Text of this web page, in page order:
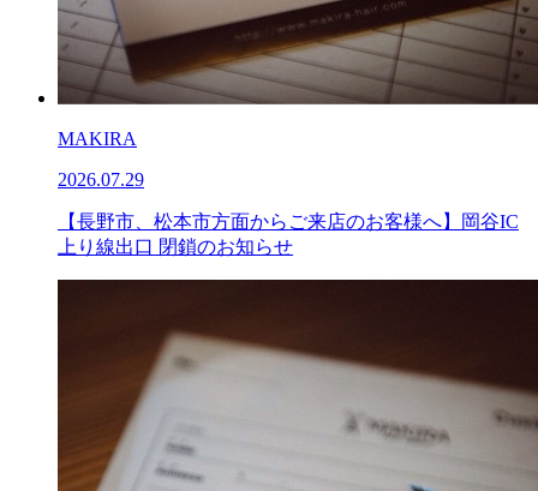
MAKIRA
2026.07.29
【長野市、松本市方面からご来店のお客様へ】岡谷IC
上り線出口 閉鎖のお知らせ